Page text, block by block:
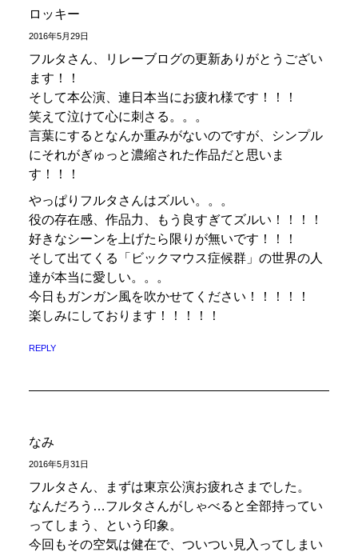
ロッキー
2016年5月29日
フルタさん、リレーブログの更新ありがとうござい
ます！！
そして本公演、連日本当にお疲れ様です！！！
笑えて泣けて心に刺さる。。。
言葉にするとなんか重みがないのですが、シンプル
にそれがぎゅっと濃縮された作品だと思いま
す！！！
やっぱりフルタさんはズルい。。。
役の存在感、作品力、もう良すぎてズルい！！！！
好きなシーンを上げたら限りが無いです！！！
そして出てくる「ビックマウス症候群」の世界の人
達が本当に愛しい。。。
今日もガンガン風を吹かせてください！！！！！
楽しみにしております！！！！！
REPLY
なみ
2016年5月31日
フルタさん、まずは東京公演お疲れさまでした。
なんだろう…フルタさんがしゃべると全部持ってい
ってしまう、という印象。
今回もその空気は健在で、ついつい見入ってしまい